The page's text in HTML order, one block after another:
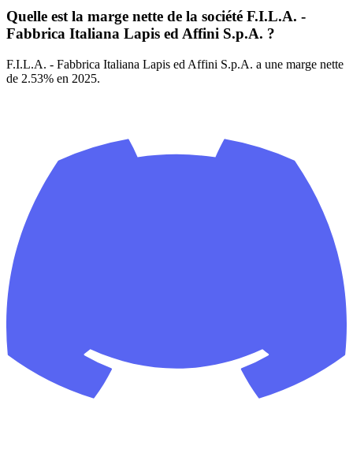
Quelle est la marge nette de la société F.I.L.A. -
Fabbrica Italiana Lapis ed Affini S.p.A. ?
F.I.L.A. - Fabbrica Italiana Lapis ed Affini S.p.A. a une marge nette
de 2.53% en 2025.